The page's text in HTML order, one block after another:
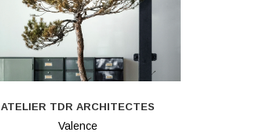
ATELIER TDR ARCHITECTES
Valence